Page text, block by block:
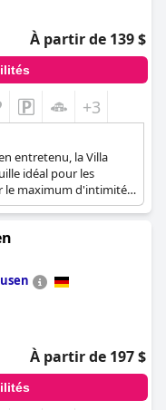
À partir de 139 $
+3
entretenu, la Villa
idéal pour les
le maximum d'intimité,
cette villa dispose
pour les
qui souhaitent
batteries dans un
À partir de 197 $